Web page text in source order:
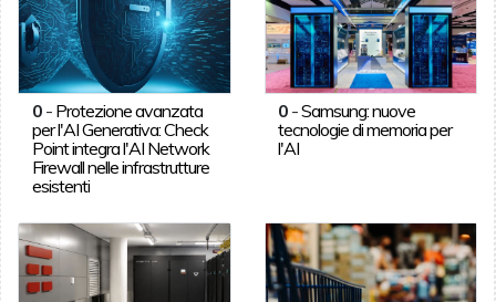
0- Protezione avanzata
per l'AI Generativa: Check
Point integra l'AI Network
Firewall nelle infrastrutture
esistenti
0 -Samsung: nuove
tecnologie di memoria per
l'AI